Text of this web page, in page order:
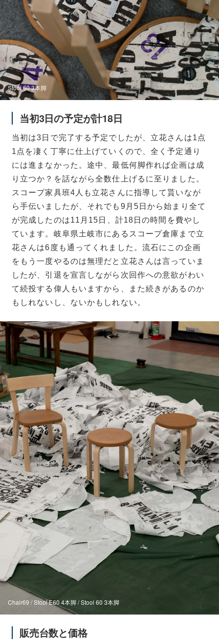
Stool 60 3本脚
当初3日の予定が計18日
当初は3日で完了する予定でしたが、立花さんは1点
1点を凄く丁寧に仕上げていくので、全く予定通り
には進まなかった。途中、最低何脚作れば企画は成
り立つか？を話ながら全数仕上げるに至りました。
スコープ家具班4人も立花さんに指導して貰いなが
ら手伝いましたが、それでも9月5日から始まり全て
が完成したのは11月15日、計18日の時間を費やし
ています。岐阜県土岐市にあるスコープ倉庫まで立
花さんは6度も通ってくれました。流石にこの企画
をもう一度やるのは無理だと立花さんは言っていま
したが、引退を宣言しながら次回作への意欲がわい
て続投する偉人もいますから、また続きがあるのか
もしれないし、ないかもしれない。
Chair69 / Stool E60 4本脚 / Stool 60 3本脚
販売台数と価格